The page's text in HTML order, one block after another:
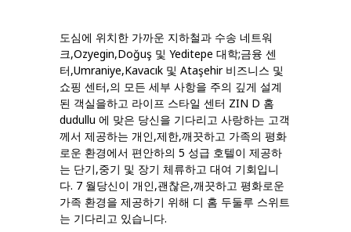
도심에 위치한 가까운 지하철과 수송 네트워
크,Ozyegin,Doğuş 및 Yeditepe 대학;금융 센
터,Umraniye,Kavacık 및 Ataşehir 비즈니스 및
쇼핑 센터,의 모든 세부 사항을 주의 깊게 설계
된 객실을하고 라이프 스타일 센터 ZIN D 홈
dudullu 에 맞은 당신을 기다리고 사랑하는 고객
께서 제공하는 개인,제한,깨끗하고 가족의 평화
로운 환경에서 편안하의 5 성급 호텔이 제공하
는 단기,중기 및 장기 체류하고 대여 기회입니
다. 7 월당신이 개인,괜찮은,깨끗하고 평화로운
가족 환경을 제공하기 위해 디 홈 두둘루 스위트
는 기다리고 있습니다.